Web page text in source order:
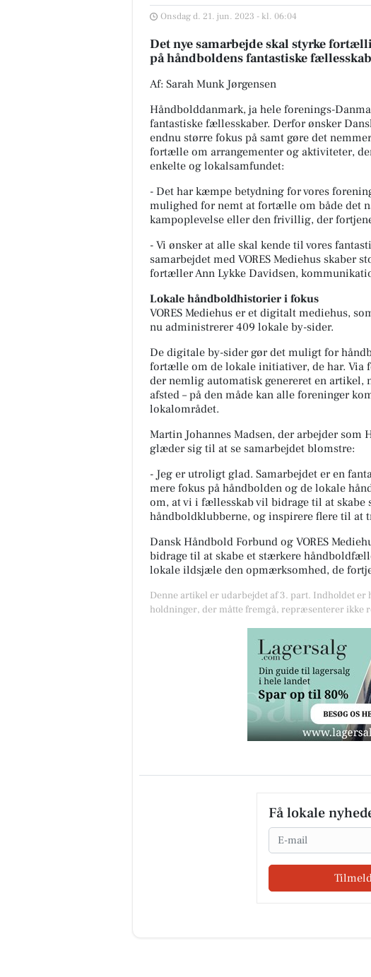
Onsdag d. 21. jun. 2023 - kl. 06:04
Det nye samarbejde skal styrke
på håndboldens fantastiske
Af: Sarah Munk Jørgensen
Håndbolddanmark, ja hele forenings-
fantastiske fællesskaber. Derfor ønsker
endnu større fokus på samt gøre det
fortælle om arrangementer og aktiviteter,
enkelte og lokalsamfundet:
- Det har kæmpe betydning for vores
mulighed for nemt at fortælle om både det
kampoplevelse eller den frivillig, der
- Vi ønsker at alle skal kende til vores
samarbejdet med VORES Mediehus skaber
fortæller Ann Lykke Davidsen,
Lokale håndboldhistorier i fokus
VORES Mediehus er et digitalt mediehus,
nu administrerer 409 lokale by-sider.
De digitale by-sider gør det muligt for
fortælle om de lokale initiativer, de har. Via
der nemlig automatisk genereret en
afsted – på den måde kan alle foreninger
lokalområdet.
Martin Johannes Madsen, der arbejder som
glæder sig til at se samarbejdet blomstre:
- Jeg er utroligt glad. Samarbejdet er en
mere fokus på håndbolden og de lokale
om, at vi i fællesskab vil bidrage til at
håndboldklubberne, og inspirere flere til at
Dansk Håndbold Forbund og VORES
bidrage til at skabe et stærkere
lokale ildsjæle den opmærksomhed, de
Denne artikel er udarbejdet af 3. part. Indholdet er
holdninger, der måtte fremgå, repræsenterer ikke
Få lokale
Email